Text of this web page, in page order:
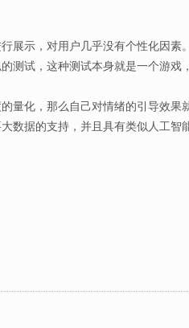
示，对用户几乎没有个性化因素
测试，这种测试本身就是一个游戏
化，那么自己对情绪的引导效果
数据的支持，并且具有类似人工智